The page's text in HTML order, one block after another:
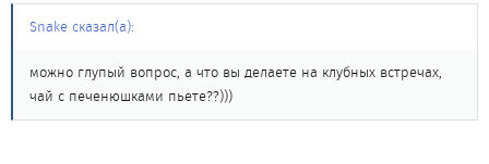
Snake сказал(а):
можно глупый вопрос, а что вы делаете на клубных встречах,
чай с печенюшками пьете??)))